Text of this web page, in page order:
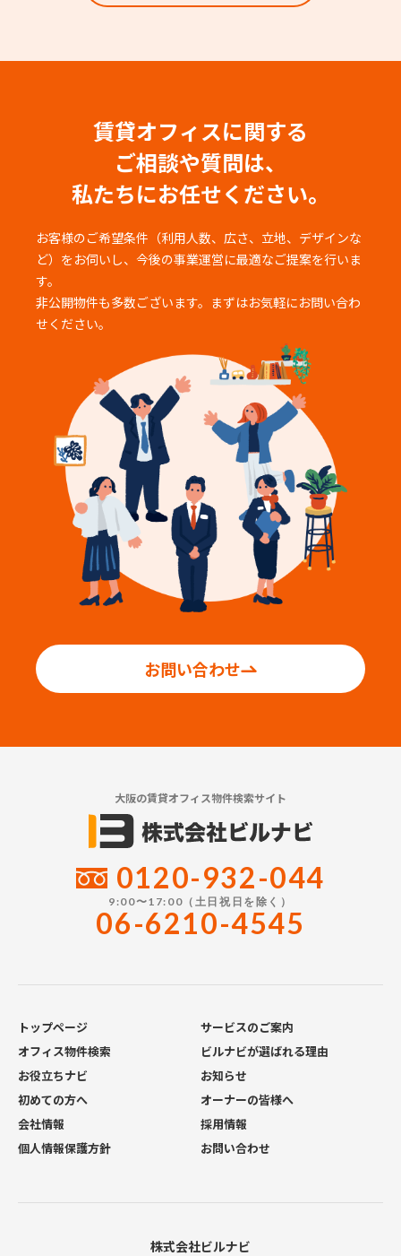
賃貸オフィスに関する
ご相談や質問は、
私たちにお任せください。
お客様のご希望条件（利用人数、広さ、立地、デザインな
ど）をお伺いし、 今後の事業運営に最適なご提案を行いま
す。
非公開物件も多数ございます。まずはお気軽にお問い合わ
せください。
お問い合わせ
大阪の賃貸オフィス物件検索サイト
0120-932-044
9:00〜17:00（土日祝日を除く）
06-6210-4545
トップページ
サービスのご案内
オフィス物件検索
ビルナビが選ばれる理由
お役立ちナビ
お知らせ
初めての方へ
オーナーの皆様へ
会社情報
採用情報
個人情報保護方針
お問い合わせ
株式会社ビルナビ